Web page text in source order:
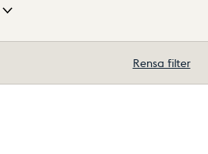
Rensa filter